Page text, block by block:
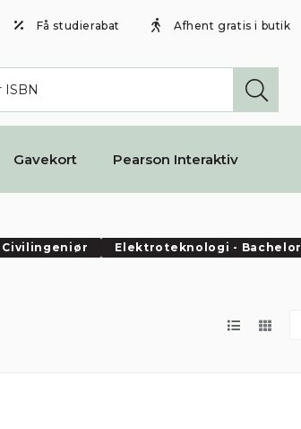
Få studierabat Afhent gratis i butik
Gavekort Pearson Interaktiv
Civilingeniør
Elektroteknologi - Bachelor